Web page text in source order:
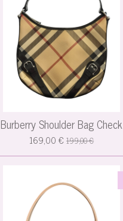
Burberry Shoulder Bag Check
169,00 € 199,00 €